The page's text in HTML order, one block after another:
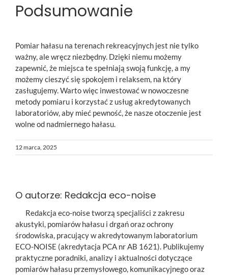
Podsumowanie
Pomiar hałasu na terenach rekreacyjnych jest nie tylko
ważny, ale wręcz niezbędny. Dzięki niemu możemy
zapewnić, że miejsca te spełniają swoją funkcję, a my
możemy cieszyć się spokojem i relaksem, na który
zasługujemy. Warto więc inwestować w nowoczesne
metody pomiaru i korzystać z usług akredytowanych
laboratoriów, aby mieć pewność, że nasze otoczenie jest
wolne od nadmiernego hałasu.
12 marca, 2025
O autorze: Redakcja eco-noise
Redakcja eco-noise tworzą specjaliści z zakresu
akustyki, pomiarów hałasu i drgań oraz ochrony
środowiska, pracujący w akredytowanym laboratorium
ECO-NOISE (akredytacja PCA nr AB 1621). Publikujemy
praktyczne poradniki, analizy i aktualności dotyczące
pomiarów hałasu przemysłowego, komunikacyjnego oraz